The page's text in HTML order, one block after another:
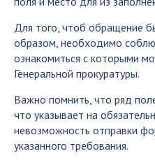
Для того, чтоб обращение
образом, необходимо
ознакомиться с которыми
Генеральной прокуратуры.
Важно помнить, что ряд
что указывает на
невозможность отправки
указанного требования.